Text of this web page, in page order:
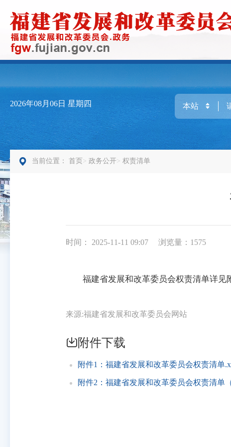
2026年08月06日 星期四
当前位置： 首页 政务公开 权责清单
时间： 2025-11-11 09:07 浏览量：1575
福建省发展和改革委员会权责清单详见
来源:福建省发展和改革委员会网站
附件下载
附件1：福建省发展和改革委员会权责清单
附件2：福建省发展和改革委员会权责清单